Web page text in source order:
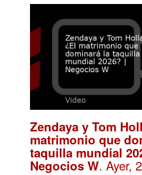
Zendaya y Tom
matrimonio que
taquilla mundial
Negocios W. Ayer,